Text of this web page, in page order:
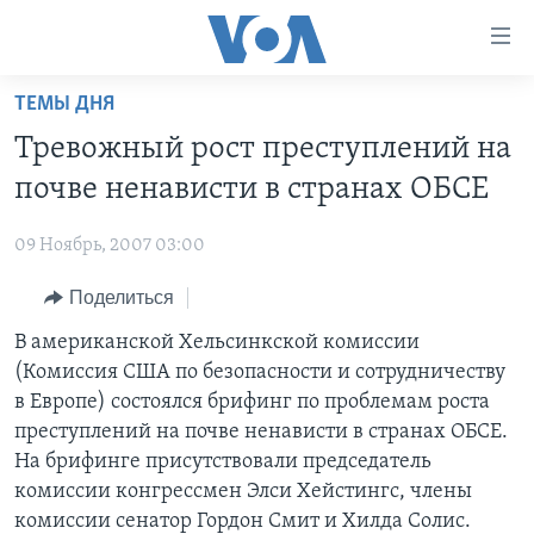
Перейти
основной
контент
навигации
Перейти
поиск
ПРОГРАММЫ
НОВОСТИ ЗА МИНУТУ
ИТОГИ
ПОЧЕМУ ЭТО ВАЖНО?
ДЕТАЛИ
НЬЮ-ЙОРК NEW YORK
АМЕРИКА. БОЛЬШОЕ ПУТЕШЕСТВИЕ
УЧИМ АНГЛИЙСКИЙ
НАША АМЕРИКАНСКАЯ ИСТОРИЯ
А КАК В АМЕРИКЕ?
АМЕРИКАНСКИЕ ГОРОДКИ
ТЕСТЫ
ЭКСПЕРТИЗА
ИНТЕРВЬЮ
ФАКТЫ ПРОТИВ ФЕЙКОВ
ЗА СВОБОДУ ПРЕССЫ
УЧИМ АНГЛИЙСКИЙ
ВИДЕО
ПОДПИСКА НА НОВОСТИ
ТЕМЫ ДНЯ
Тревожный рост преступлений на
почве ненависти в странах ОБСЕ
09 Ноябрь, 2007 03:00
Поделиться
В американской Хельсинкской комиссии
(Комиссия США по безопасности и сотрудничеству
в Европе) состоялся брифинг по проблемам роста
преступлений на почве ненависти в странах ОБСЕ.
На брифинге присутствовали председатель
комиссии конгрессмен Элси Хейстингс, члены
комиссии сенатор Гордон Смит и Хилда Солис.